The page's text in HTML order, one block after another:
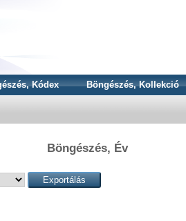
Kódex Böngészés, Kollekció
Böngészés, Év